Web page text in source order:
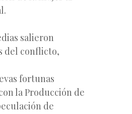
salieron
del conflicto,
fortunas
la Producción de
de